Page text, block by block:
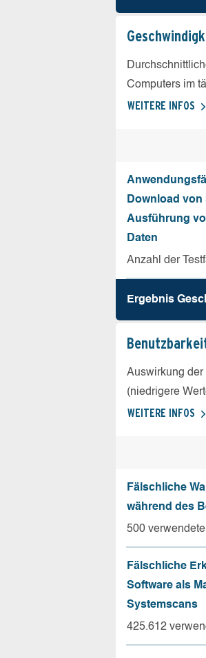
Computers im
WEITERE INFOS
Download von
Ausführung
Daten
Anzahl der
Ergebnis
Auswirkung
(niedrigere
WEITERE INFOS
Fälschliche
während des
500
Fälschliche
Software als
Systemscans
425.612